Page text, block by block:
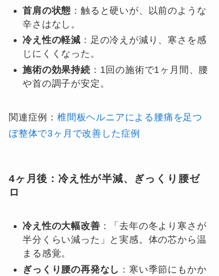
首肩の状態 ：触ると硬いが、以前のような
辛さはなし。
冷え性の軽減 ：足の冷えが減り、寒さを感
じにくくなった。
施術の効果持続 ：1回の施術で1ヶ月間、腰
や首の調子が安定。
関連症例： 椎間板ヘルニアによる腰痛を足つ
ぼ整体で3ヶ月で改善した症例
4ヶ月後：冷え性が半減、ぎっくり腰ゼ
ロ
冷え性の大幅改善 ：「去年の冬より寒さが
半分くらい減った」と実感。体の芯から温
まる感覚。
ぎっくり腰の再発なし ：寒い季節にもかか